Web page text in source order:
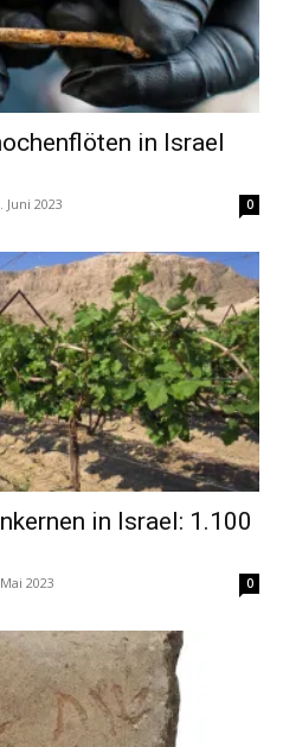
in Israel
Juni 2023 0
in Israel: 1.100
2023 0